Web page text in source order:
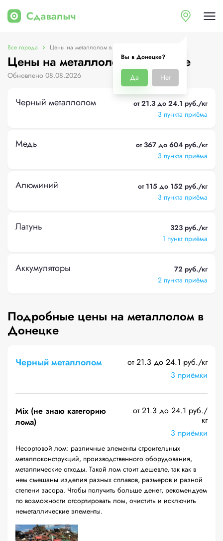
Вы в Донецке?
Да Нет
Все города Цены на металлолом в Донецке
Цены на металлолом в Донецке
Обновлено 08.08.2026
Черный металлолом
от 21.3 до 24.1 руб./кг
3 пункта приёма
Медь
от 367 до 604 руб./кг
3 пункта приёма
Алюминий
от 115 до 152 руб./кг
3 пункта приёма
Латунь
323 руб./кг
1 пункт приёма
Аккумуляторы
72 руб./кг
2 пункта приёма
Подробные цены на металлолом в
Донецке
Черный металлолом
от 21.3 до 24.1 руб./кг
3 приёмки
Mix (не знаю категорию
лома)
от 21.3 до 24.1 руб./
кг
3 приёмки
Несортовой лом: различные элементы строительных
металлоконструкций, производственного оборудования,
металлические отходы. Такой лом стоит дешевле, так как в
нем смешаны изделия разных сплавов, размеров и разной
степени засора. Чтобы получить больше денег, рекомендуем
по возможности отсортировать лом, очистить и исключить
неметаллические элементы.